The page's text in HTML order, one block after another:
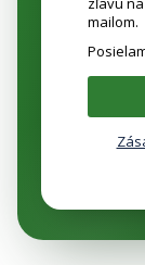
mailom.